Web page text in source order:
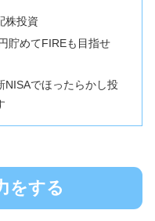
株投資
貯めてFIREも目指せ
NISAでほったらかし投
をする